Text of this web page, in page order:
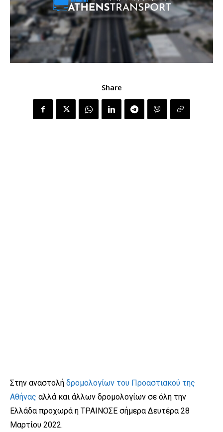
Share
Στην αναστολή δρομολογίων του Προαστιακού της
Αθήνας αλλά και άλλων δρομολογίων σε όλη την
Ελλάδα προχωρά η ΤΡΑΙΝΟΣΕ σήμερα Δευτέρα 28
Μαρτίου 2022.